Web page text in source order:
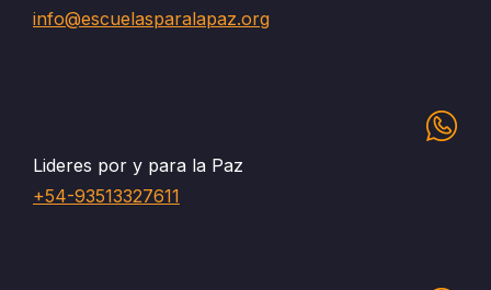
info@escuelasparalapaz.org
Lideres por y para la Paz
+54-93513327611